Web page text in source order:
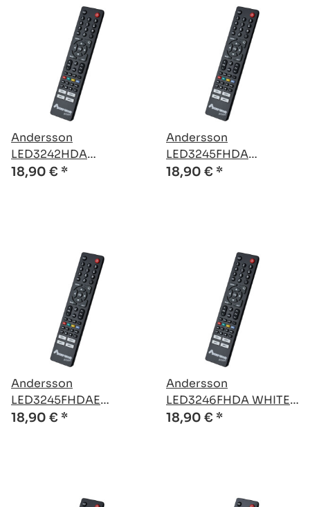
Andersson
LED3242HDA
kompatible Ersatz
18,90 € *
Andersson
LED3245FHDA
kompatible Ersatz
18,90 € *
Andersson
LED3245FHDAE
kompatible Ersatz
18,90 € *
Andersson
LED3246FHDA WHITE
kompatible Ersatz
18,90 € *